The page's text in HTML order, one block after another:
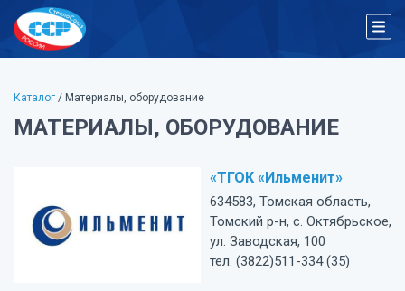
Каталог / Материалы, оборудование
МАТЕРИАЛЫ, ОБОРУДОВАНИЕ
«ТГОК «Ильменит»
634583, Томская область,
Томский р-н, с. Октябрьское,
ул. Заводская, 100
тел. (3822)511-334 (35)